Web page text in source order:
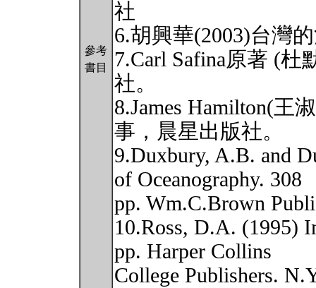
參考
書目
社
6.胡興華(2003)台灣
7.Carl Safina原著 (
社。
8.James Hamilton(王
事，晨星出版社。
9.Duxbury, A.B. and
of Oceanography. 308
pp. Wm.C.Brown
10.Ross, D.A. (1995)
pp. Harper Collins
College Publishers.